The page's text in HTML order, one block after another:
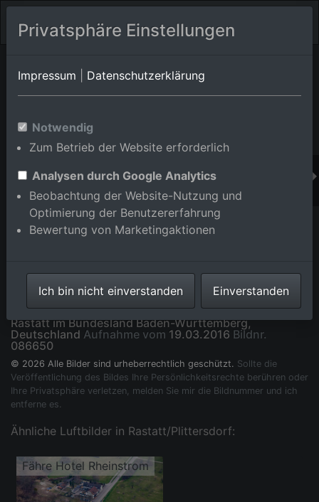
Orts-Album von Rastatt/Plittersdorf
Württemberg,Deutschland
Im Shop bestellen
Fähre Hotel Rheinstrom im Ortsteil Plittersdorf in
Rastatt im Bundesland Baden-Württemberg,
Deutschland Aufnahme vom 19.03.2016 Bildnr.
086650
© 2026 Alle Bilder sind urheberrechtlich geschützt. Sollte die
Veröffentlichung des Bildes Ihre Persönlichkeitsrechte berühren oder
Ihre Privatsphäre verletzen, melden Sie mir die Bildnummer und ich
entferne es.
Ähnliche Luftbilder in Rastatt/Plittersdorf:
Fähre Hotel Rheinstrom
Privatsphäre Einstellungen
Impressum Datenschutzerklärung
Notwendig
Zum Betrieb der Website erforderlich
Analysen durch Google Analytics
Beobachtung der Website-Nutzung und
Optimierung der Benutzererfahrung
Bewertung von Marketingaktionen
Ich bin nicht einverstanden Einverstanden